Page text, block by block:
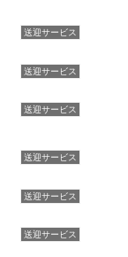
送迎サービス
送迎サービス
送迎サービス
送迎サービス
送迎サービス
送迎サービス